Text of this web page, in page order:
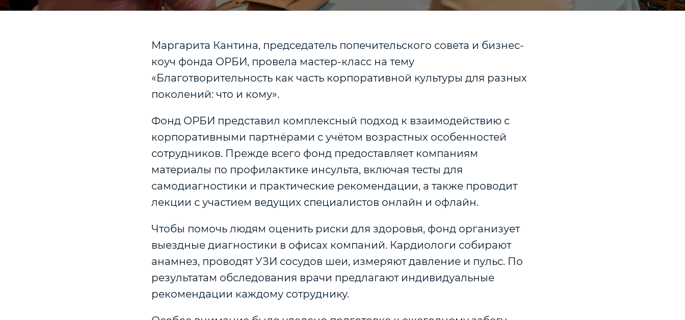
Маргарита Кантина, председатель попечительского совета и бизнес-
коуч фонда ОРБИ, провела мастер-класс на тему
«Благотворительность как часть корпоративной культуры для разных
поколений: что и кому».
Фонд ОРБИ представил комплексный подход к взаимодействию с
корпоративными партнёрами с учётом возрастных особенностей
сотрудников. Прежде всего фонд предоставляет компаниям
материалы по профилактике инсульта, включая тесты для
самодиагностики и практические рекомендации, а также проводит
лекции с участием ведущих специалистов онлайн и офлайн.
Чтобы помочь людям оценить риски для здоровья, фонд организует
выездные диагностики в офисах компаний. Кардиологи собирают
анамнез, проводят УЗИ сосудов шеи, измеряют давление и пульс. По
результатам обследования врачи предлагают индивидуальные
рекомендации каждому сотруднику.